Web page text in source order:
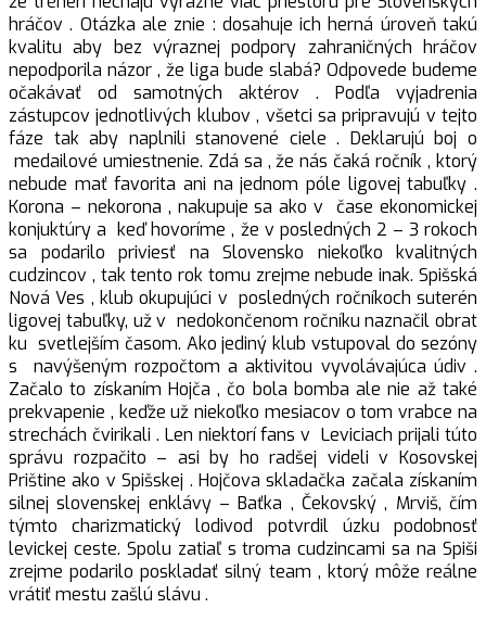
hráčov . Otázka ale znie : dosahuje ich herná úroveň takú
kvalitu aby bez výraznej podpory zahraničných hráčov
nepodporila názor , že liga bude slabá? Odpovede budeme
očakávať od samotných aktérov . Podľa vyjadrenia
zástupcov jednotlivých klubov , všetci sa pripravujú v tejto
fáze tak aby naplnili stanovené ciele . Deklarujú boj o
medailové umiestnenie. Zdá sa , že nás čaká ročník , ktorý
nebude mať favorita ani na jednom póle ligovej tabuľky .
Korona – nekorona , nakupuje sa ako v čase ekonomickej
konjuktúry a keď hovoríme , že v posledných 2 – 3 rokoch
sa podarilo priviesť na Slovensko niekoľko kvalitných
cudzincov , tak tento rok tomu zrejme nebude inak. Spišská
Nová Ves , klub okupujúci v posledných ročníkoch suterén
ligovej tabuľky, už v nedokončenom ročníku naznačil obrat
ku svetlejším časom. Ako jediný klub vstupoval do sezóny
s navýšeným rozpočtom a aktivitou vyvolávajúca údiv .
Začalo to získaním Hojča , čo bola bomba ale nie až také
prekvapenie , keďže už niekoľko mesiacov o tom vrabce na
strechách čvirikali . Len niektorí fans v Leviciach prijali túto
správu rozpačito – asi by ho radšej videli v Kosovskej
Prištine ako v Spišskej . Hojčova skladačka začala získaním
silnej slovenskej enklávy – Baťka , Čekovský , Mrviš, čím
týmto charizmatický lodivod potvrdil úzku podobnosť
levickej ceste. Spolu zatiaľ s troma cudzincami sa na Spiši
zrejme podarilo poskladať silný team , ktorý môže reálne
vrátiť mestu zašlú slávu .